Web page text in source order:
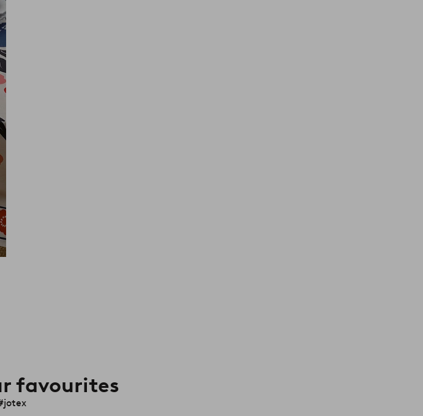
favourites